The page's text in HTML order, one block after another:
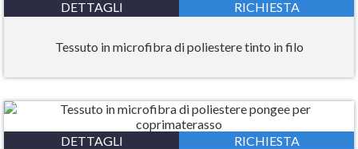
DETTAGLI RICHIESTA
Tessuto in microfibra di poliestere tinto in filo
DETTAGLI RICHIESTA